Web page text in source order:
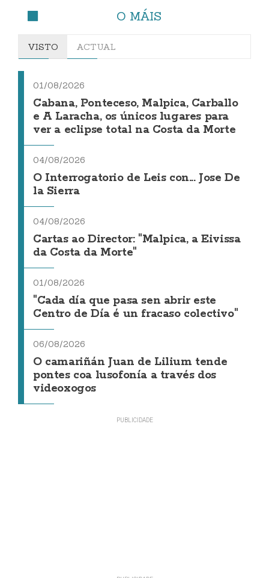
O MÁIS
VISTO ACTUAL
01/08/2026
Cabana, Ponteceso, Malpica, Carballo
e A Laracha, os únicos lugares para
ver a eclipse total na Costa da Morte
04/08/2026
O Interrogatorio de Leis con... Jose De
la Sierra
04/08/2026
Cartas ao Director: "Malpica, a Eivissa
da Costa da Morte"
01/08/2026
"Cada día que pasa sen abrir este
Centro de Día é un fracaso colectivo"
06/08/2026
O camariñán Juan de Lilium tende
pontes coa lusofonía a través dos
videoxogos